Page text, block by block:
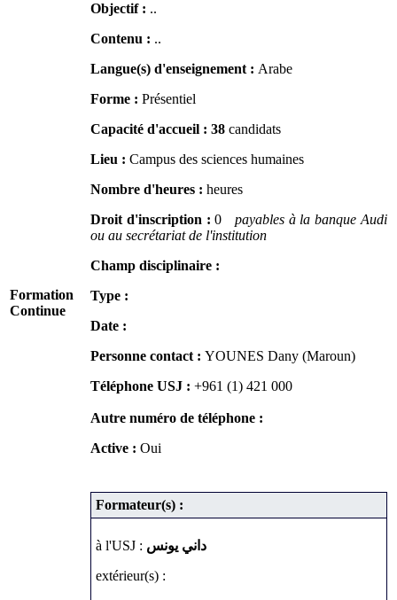
Formation
Continue
Objectif : ..
Contenu : ..
Langue(s) d'enseignement : Arabe
Forme : Présentiel
Capacité d'accueil : 38 candidats
Lieu : Campus des sciences humaines
Nombre d'heures : heures
Droit d'inscription :0 payables à la banque Audi
ou au secrétariat de l'institution
Champ disciplinaire :
Type :
Date :
Personne contact : YOUNES Dany (Maroun)
Téléphone USJ : +961 (1) 421 000
Autre numéro de téléphone :
Active : Oui
Formateur(s) :
à l'USJ : داني يونس
extérieur(s) :